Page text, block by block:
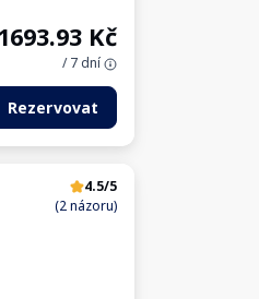
Kč
/ 7 dní
Rezervovat
4.5/5
(2 názoru)